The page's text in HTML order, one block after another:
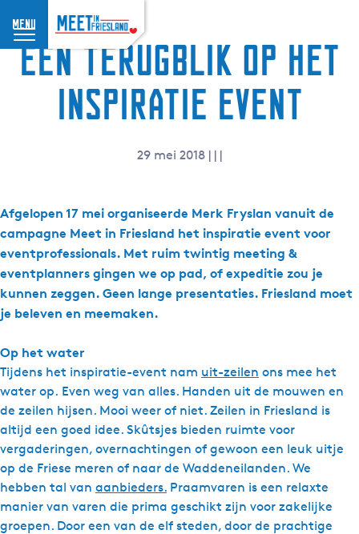
menu
a
a
o
m
e
p
a
g
Een terugblik op het
inspiratie event
29 mei 2018 | | |
Afgelopen 17 mei organiseerde Merk Fryslan vanuit de
campagne Meet in Friesland het inspiratie event voor
eventprofessionals. Met ruim twintig meeting &
eventplanners gingen we op pad, of expeditie zou je
kunnen zeggen. Geen lange presentaties. Friesland moet
je beleven en meemaken.
Op het water
Tijdens het inspiratie-event nam uit-zeilen ons mee het
water op. Even weg van alles. Handen uit de mouwen en
de zeilen hijsen. Mooi weer of niet. Zeilen in Friesland is
altijd een goed idee. Skûtsjes bieden ruimte voor
vergaderingen, overnachtingen of gewoon een leuk uitje
op de Friese meren of naar de Waddeneilanden. We
hebben tal van aanbieders. Praamvaren is een relaxte
manier van varen die prima geschikt zijn voor zakelijke
groepen. Door een van de elf steden, door de prachtige